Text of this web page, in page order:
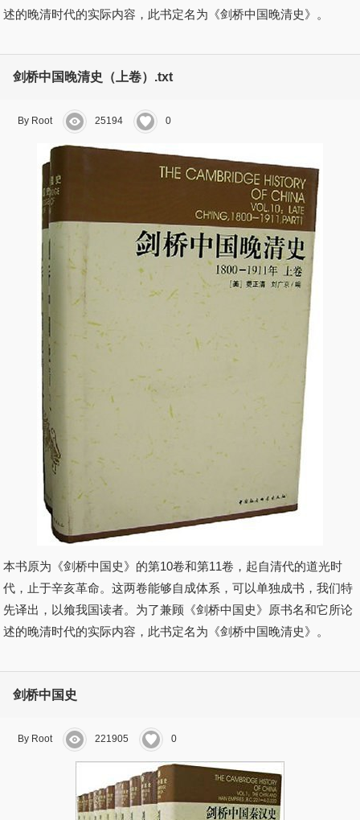
述的晚清时代的实际内容，此书定名为《剑桥中国晚清史》。
剑桥中国晚清史（上卷）.txt
By Root 25194 0
本书原为《剑桥中国史》的第10卷和第11卷，起自清代的道光时
代，止于辛亥革命。这两卷能够自成体系，可以单独成书，我们特
先译出，以飨我国读者。为了兼顾《剑桥中国史》原书名和它所论
述的晚清时代的实际内容，此书定名为《剑桥中国晚清史》。
剑桥中国史
By Root 221905 0